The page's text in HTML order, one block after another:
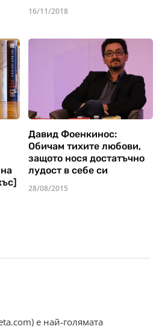
16/11/2018
Давид Фоенкинос:
Обичам тихите любови,
защото нося достатъчно
лудост в себе си
28/08/2015
е най-голямата